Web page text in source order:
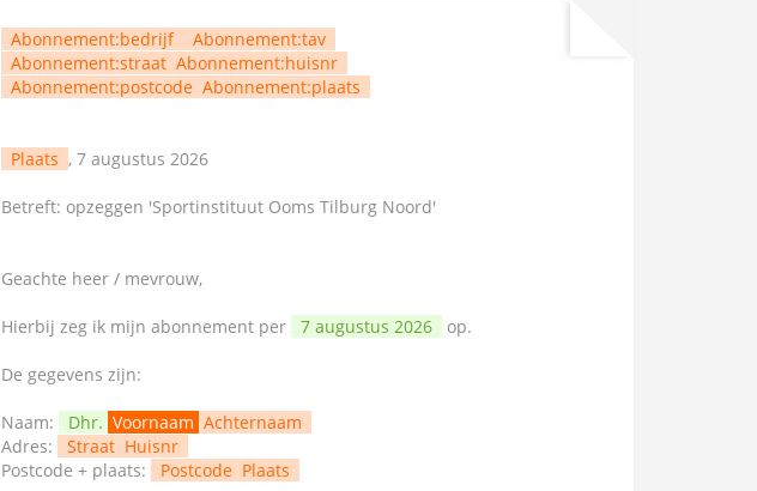
Abonnement:bedrijf
Abonnement:tav
Abonnement:straat Abonnement:huisnr
Abonnement:postcode Abonnement:plaats
Plaats , 7 augustus 2026
Betreft: opzeggen 'Sportinstituut Ooms Tilburg Noord'
Geachte heer / mevrouw,
Hierbij zeg ik mijn abonnement per 7 augustus 2026 op.
De gegevens zijn:
Naam: Dhr. Voornaam Achternaam
Adres:
Straat Huisnr
Postcode + plaats:
Postcode Plaats